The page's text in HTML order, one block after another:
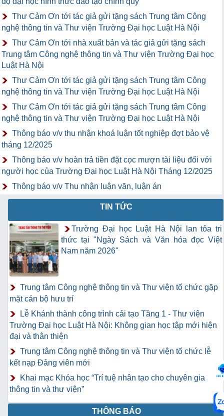
Thư Cảm Ơn tới tác giả gửi tặng sách Trung tâm Công
nghệ thông tin và Thư viện Trường Đại học Luật Hà Nội
Thư Cảm Ơn tới nhà xuất bản và tác giả gửi tặng sách
Trung tâm Công nghệ thông tin và Thư viện Trường Đại học
Luật Hà Nội
Thư Cảm Ơn tới tác giả gửi tặng sách Trung tâm Công
nghệ thông tin và Thư viện Trường Đại học Luật Hà Nội
Thư Cảm Ơn tới tác giả gửi tặng sách Trung tâm Công
nghệ thông tin và Thư viện Trường Đại học Luật Hà Nội
Thông báo v/v thu nhận khoá luận tốt nghiệp đợt bảo vệ
tháng 12/2025
Thông báo v/v hoàn trả tiền đặt cọc mượn tài liệu đối với
người học của Trường Đại học Luật Hà Nội Tháng 12/2025
Thông báo v/v Thu nhận luận văn, luận án
TIN TỨC
Trường Đại học Luật Hà Nội lan tỏa tri
thức tại "Ngày Sách và Văn hóa đọc Việt
Nam năm 2026"
Trung tâm Công nghệ thông tin và Thư viện tổ chức gặp
mặt cán bộ hưu trí
Lễ Khánh thành công trình cải tạo Tầng 1 - Thư viện
Trường Đại học Luật Hà Nội: Không gian học tập mới hiện
đại và thân thiện
Trung tâm Công nghệ thông tin và Thư viện tổ chức lễ
kết nạp Đảng viên mới
Khai mạc Khóa học “Trí tuệ nhân tạo cho chuyên gia
thông tin và thư viện”
THÔNG BÁO